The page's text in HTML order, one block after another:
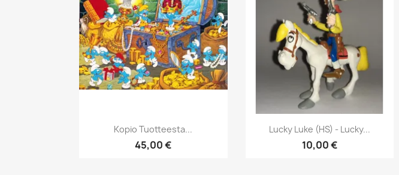
Pikakatselu
Kopio Tuotteesta...
45,00 €
Pikakatselu
Lucky Luke (HS) - Lucky...
10,00 €